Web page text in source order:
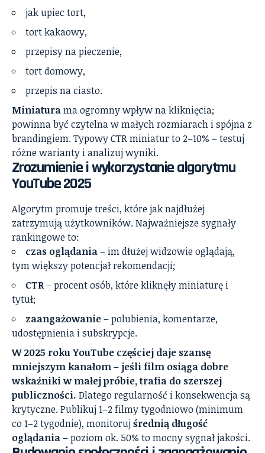
jak upiec tort,
tort kakaowy,
przepisy na pieczenie,
tort domowy,
przepis na ciasto.
Miniaturama ogromny wpływ na kliknięcia;
powinna być czytelna w małych rozmiarach i spójna z
brandingiem. Typowy CTR miniatur to 2–10% – testuj
różne warianty i analizuj wyniki.
Zrozumienie i wykorzystanie algorytmu
YouTube 2025
Algorytm promuje treści, które jak najdłużej
zatrzymują użytkowników. Najważniejsze sygnały
rankingowe to:
czas oglądania– im dłużej widzowie oglądają,
tym większy potencjał rekomendacji;
CTR– procent osób, które kliknęły miniaturę i
tytuł;
zaangażowanie– polubienia, komentarze,
udostępnienia i subskrypcje.
W 2025 roku YouTube częściej daje szansę
mniejszym kanałom – jeśli film osiąga dobre
wskaźniki w małej próbie, trafia do szerszej
publiczności. Dlatego regularność i konsekwencja są
krytyczne. Publikuj 1–2 filmy tygodniowo (minimum
co 1–2 tygodnie), monitorujśrednią długość
oglądania– poziom ok. 50% to mocny sygnał jakości.